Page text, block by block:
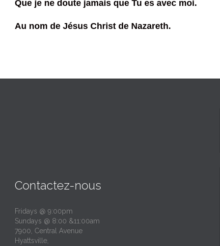
Que je ne doute jamais que Tu es avec moi.
Au nom de Jésus Christ de Nazareth.
Contactez-nous
Fridays @ 9:00pm
Sundays @ 8:00 &11:00am
7900, Central Avenue
Hyattsville,